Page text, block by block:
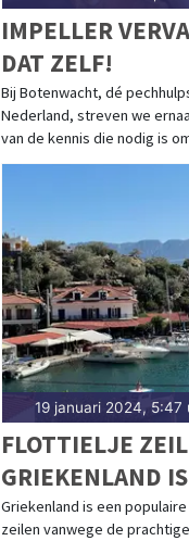
IMPELLER
DAT ZELF!
Bij Botenwacht, dé
Nederland, streven we
van de kennis die nodig is
19 januari 2024, 5:47
FLOTTIELJE
GRIEKENLAND
VOOR ZEILERS
Griekenland is een
zeilen vanwege de